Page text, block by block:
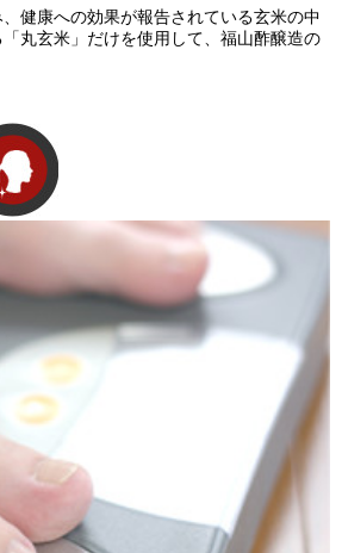
健康への効果が報告されている玄米の中
丸玄米」だけを使用して、福山酢醸造の